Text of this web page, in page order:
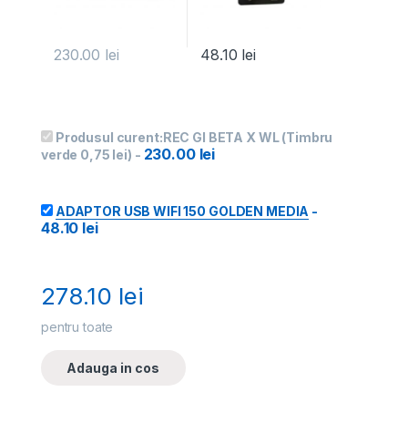
230.00 lei 48.10 lei
Produsul curent:REC GI BETA X WL (Timbru
verde 0,75 lei) - 230.00 lei
ADAPTOR USB WIFI 150 GOLDEN MEDIA -
48.10 lei
278.10 lei
pentru toate
Adauga in cos